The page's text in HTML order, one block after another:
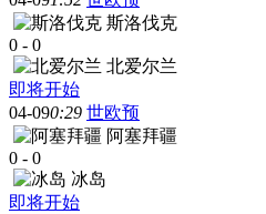
斯洛伐克
0 - 0
北爱尔兰
即将开始
04-090:29 世欧预
阿塞拜疆
0 - 0
冰岛
即将开始